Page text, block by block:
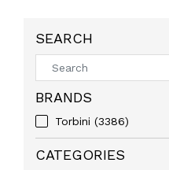
SEARCH
BRANDS
Torbini (3386)
CATEGORIES